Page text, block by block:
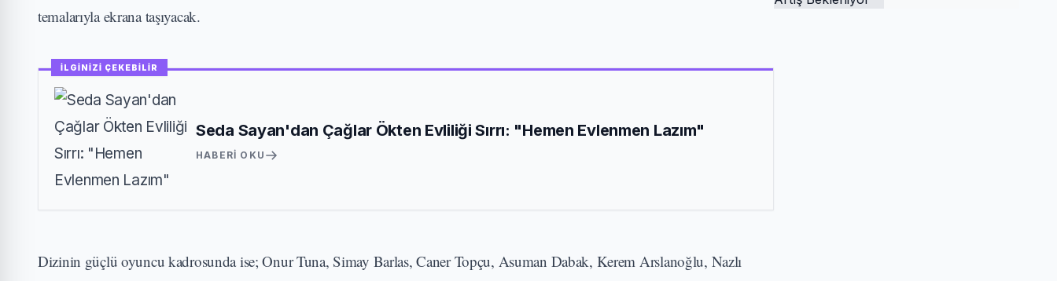
temalarıyla ekrana taşıyacak.
İLGİNİZİ ÇEKEBİLİR
Seda Sayan'dan Çağlar Ökten Evliliği Sırrı: "Hemen Evlenmen Lazım"
HABERI OKU
Dizinin güçlü oyuncu kadrosunda ise; Onur Tuna, Simay Barlas, Caner Topçu, Asuman Dabak, Kerem Arslanoğlu, Nazlı